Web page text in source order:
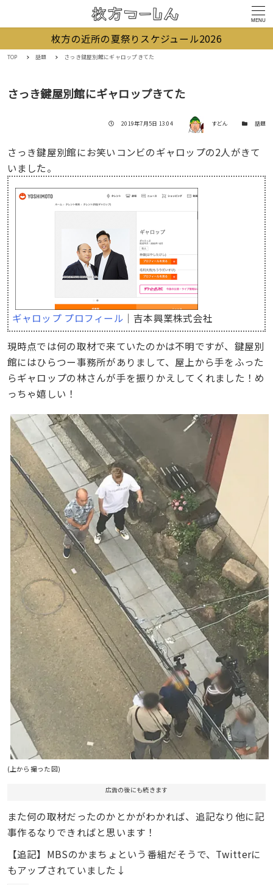
MENU
枚方の近所の夏祭りスケジュール2026
TOP 話題 さっき鍵屋別館にギャロップきてた
さっき鍵屋別館にギャロップきてた
投稿日
2019年7月5日 13:04 著者 すどん カテゴリー
話題
さっき鍵屋別館にお笑いコンビのギャロップの2人がきて
いました。
ギャロップ プロフィール ｜吉本興業株式会社
現時点では何の取材で来ていたのかは不明ですが、鍵屋別
館にはひらつー事務所がありまして、屋上から手をふった
らギャロップの林さんが手を振りかえしてくれました！め
っちゃ嬉しい！
(上から撮った図)
広告の後にも続きます
また何の取材だったのかとかがわかれば、追記なり他に記
事作るなりできればと思います！
【追記】MBSのかまちょという番組だそうで、Twitterに
もアップされていました↓